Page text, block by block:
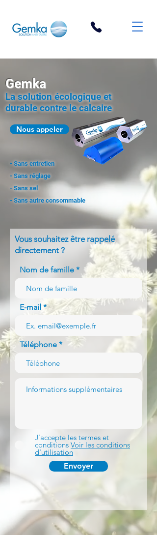
Gemka
La solution écologique et
durable contre le calcaire
Nous appeler
- Sans entretien
- Sans réglage
- Sans sel
- Sans autre consommable
Vous souhaitez être rappelé
directement ?
Nom de famille
E-mail
Téléphone
J’accepte les termes et
conditions Voir les conditions
d'utilisation
Envoyer